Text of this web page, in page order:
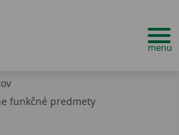
funkčné predmety